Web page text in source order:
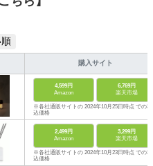
購入サイト
4,599円
Amazon
6,769円
楽天市場
※各社通販サイトの 2024年10月25日時点 での税
込価格
2,499円
Amazon
3,299円
楽天市場
※各社通販サイトの 2024年10月23日時点 での税
込価格